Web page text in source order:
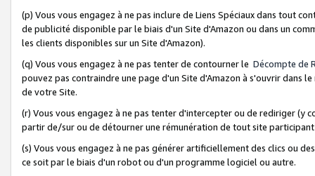
(p) Vous vous engagez à ne pas inclure de Liens Spéciaux dans tout
de publicité disponible par le biais d'un Site d'Amazon ou dans un
les clients disponibles sur un Site d'Amazon).
(q) Vous vous engagez à ne pas tenter de contourner le Décompte de
pouvez pas contraindre une page d'un Site d'Amazon à s'ouvrir dans
de votre Site.
(r) Vous vous engagez à ne pas tenter d'intercepter ou de rediriger
partir de/sur ou de détourner une rémunération de tout site
(s) Vous vous engagez à ne pas générer artificiellement des clics ou
ce soit par le biais d'un robot ou d'un programme logiciel ou autre.